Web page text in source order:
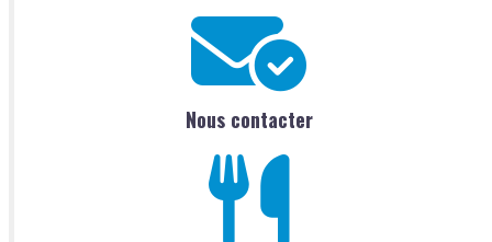
Nous contacter